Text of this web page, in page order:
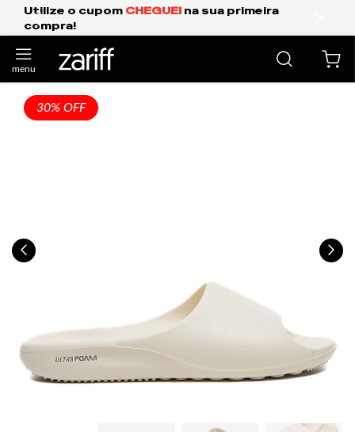
CHEGUEIna sua primeira Frete Grátis
anterior
30% OFF